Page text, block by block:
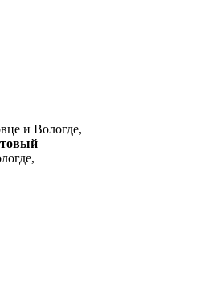
и Вологде,